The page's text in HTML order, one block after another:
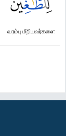
வரம்பு மீறியவர்களை